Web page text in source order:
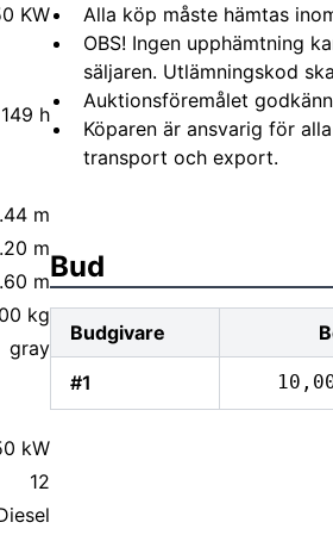
KW
149 h
m
m
m
kg
gray
kW
12
Alla köp måste hämtas
OBS! Ingen upphämtning
säljaren. Utlämningskod
Auktionsföremålet
Köparen är ansvarig för
transport och export.
Bud
Budgivare
#1